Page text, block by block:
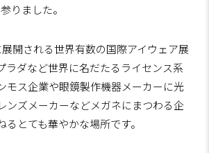
りました。
開される世界有数の国際アイウェア展
ラダなど世界に名だたるライセンス系
モス企業や眼鏡製作機器メーカーに光
ンズメーカーなどメガネにまつわる企
とても華やかな場所です。